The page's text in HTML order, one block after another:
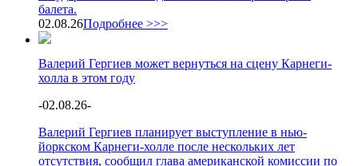
балета.
02.08.26Подробнее >>>
Валерий Гергиев может вернуться на сцену Карнеги-
холла в этом году
-02.08.26-
Валерий Гергиев планирует выступление в нью-
йоркском Карнеги-холле после нескольких лет
отсутствия, сообщил глава американской комиссии по